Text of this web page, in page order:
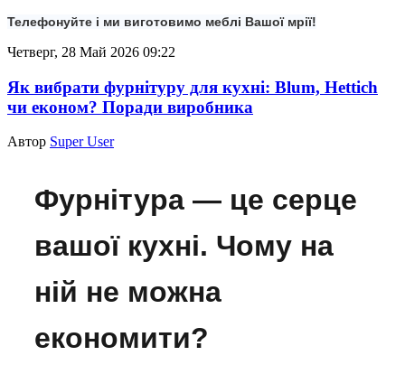
Телефонуйте і ми виготовимо меблі Вашої мрії!
Четверг, 28 Май 2026 09:22
Як вибрати фурнітуру для кухні: Blum, Hettich
чи економ? Поради виробника
Автор Super User
Фурнітура — це серце
вашої кухні. Чому на
ній не можна
економити?